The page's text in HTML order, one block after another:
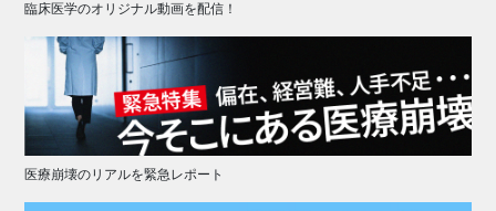
臨床医学のオリジナル動画を配信！
医療崩壊のリアルを緊急レポート